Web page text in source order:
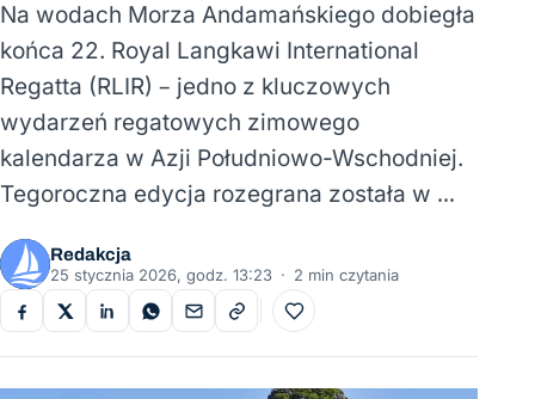
Na wodach Morza Andamańskiego dobiegła
końca 22. Royal Langkawi International
Regatta (RLIR) – jedno z kluczowych
wydarzeń regatowych zimowego
kalendarza w Azji Południowo-Wschodniej.
Tegoroczna edycja rozegrana została w …
Redakcja
25 stycznia 2026, godz. 13:23 · 2 min czytania
Do ulubionych